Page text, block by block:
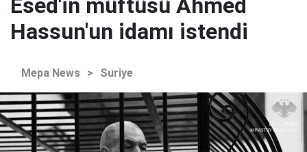
Esed'in müftüsü Ahmed
Hassun'un idamı istendi
Mepa News > Suriye